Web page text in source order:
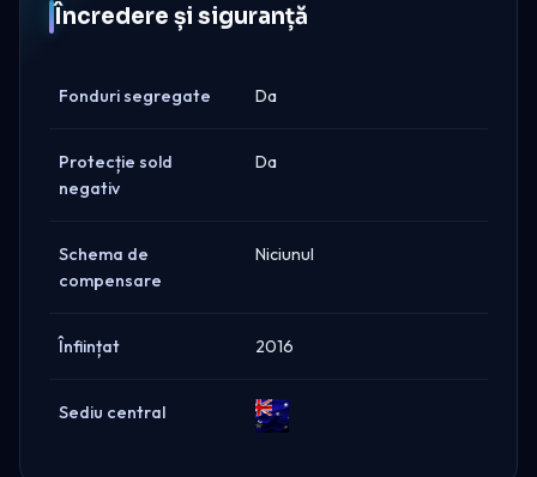
Încredere și siguranță
Fonduri segregate Da
Protecție sold
negativ
Da
Schema de
compensare
Niciunul
Înființat 2016
Sediu central